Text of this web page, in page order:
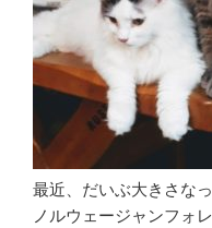
最近、だいぶ大きさな
ノルウェージャンフォ